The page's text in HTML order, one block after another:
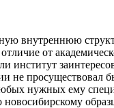
внутреннюю
от
просуществовал
нужных ему